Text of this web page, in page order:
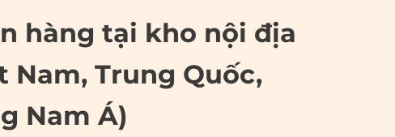
hàng tại kho nội địa
Nam, Trung Quốc,
Nam Á)